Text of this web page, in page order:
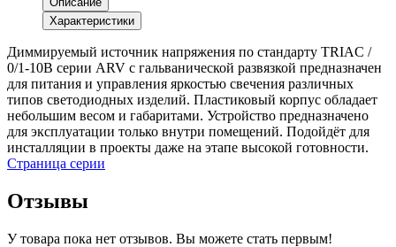
Характеристики
Диммируемый источник напряжения по стандарту TRIAC /
0/1-10В серии ARV с гальванической развязкой предназначен
для питания и управления яркостью свечения различных
типов светодиодных изделий. Пластиковый корпус обладает
небольшим весом и габаритами. Устройство предназначено
для эксплуатации только внутри помещений. Подойдёт для
инсталляции в проекты даже на этапе высокой готовности.
Страница серии
Отзывы
У товара пока нет отзывов. Вы можете стать первым!